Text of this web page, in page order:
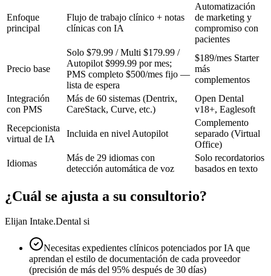
Enfoque
principal
Flujo de trabajo clínico + notas
clínicas con IA
Automatización
de marketing y
compromiso con
pacientes
Precio base
Solo $79.99 / Multi $179.99 /
Autopilot $999.99 por mes;
PMS completo $500/mes fijo —
lista de espera
$189/mes Starter
más
complementos
Integración
con PMS
Más de 60 sistemas (Dentrix,
CareStack, Curve, etc.)
Open Dental
v18+, Eaglesoft
Recepcionista
virtual de IA
Incluida en nivel Autopilot
Complemento
separado (Virtual
Office)
Idiomas
Más de 29 idiomas con
detección automática de voz
Solo recordatorios
basados en texto
¿Cuál se ajusta a su consultorio?
Elijan Intake.Dental si
Necesitas expedientes clínicos potenciados por IA que
aprendan el estilo de documentación de cada proveedor
(precisión de más del 95% después de 30 días)